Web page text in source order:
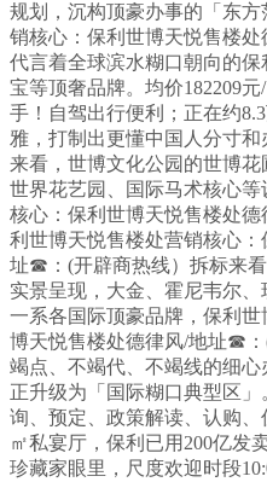
规划，沉构顶豪办事的「东
销核心：保利世博天悦售楼
代言着全球滨水糊口朝向的
宝等顶奢品牌。均价182209
手！自驾出行便利；正在约
雅，打制出更懂中国人分寸
来看，世博文化公园的世博花
世界花艺园、国际马术核心
核心：保利世博天悦售楼处
利世博天悦售楼处营销核心
址☎：(开辟商热线）拆标来
实景呈现，大金、霍尼韦尔
一系各国际顶豪品牌，保利
博天悦售楼处德律风/地址☎
竭点、不竭代、不竭线的细
正升级为「国际糊口典型区
询、预定、政策解读、认购
㎡私宴厅，保利已用200亿发
珍藏家眼里，尺度欢迎时段